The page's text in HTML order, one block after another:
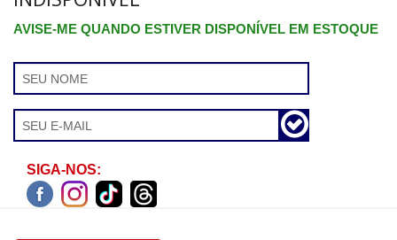
AVISE-ME QUANDO ESTIVER DISPONÍVEL EM ESTOQUE
SIGA-NOS: